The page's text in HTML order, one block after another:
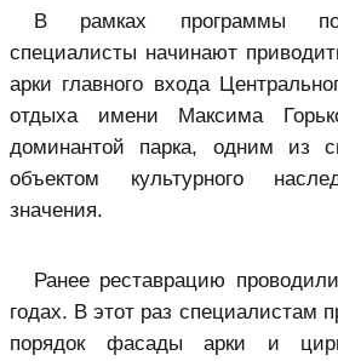
В рамках программы по
специалисты начинают
арки главного входа
отдыха имени Максима
доминантой парка, одним из
объектом культурного
значения.
Ранее реставрацию
годах. В этот раз специалистам
порядок фасады арки и